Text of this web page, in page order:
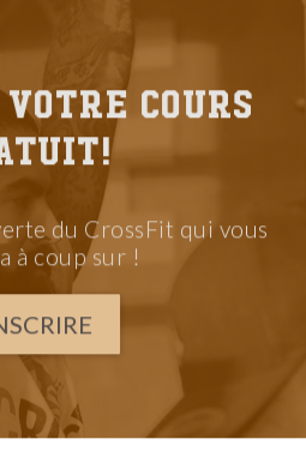
COURS
du CrossFit qui vous
à coup sur !